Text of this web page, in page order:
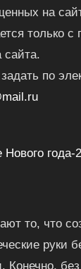
на
только с
сайта.
по
Нового года-
то, что
руки
Конечно,